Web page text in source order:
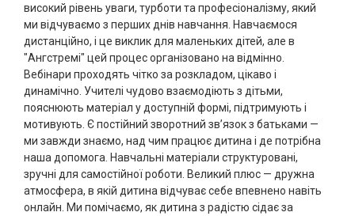
високий рівень уваги, турботи та професіоналізму, який
ми відчуваємо з перших днів навчання. Навчаємося
дистанційно, і це виклик для маленьких дітей, але в
"Ангстремі" цей процес організовано на відмінно.
Вебінари проходять чітко за розкладом, цікаво і
динамічно. Учителі чудово взаємодіють з дітьми,
пояснюють матеріал у доступній формі, підтримують і
мотивують. Є постійний зворотний зв’язок з батьками —
ми завжди знаємо, над чим працює дитина і де потрібна
наша допомога. Навчальні матеріали структуровані,
зручні для самостійної роботи. Великий плюс — дружна
атмосфера, в якій дитина відчуває себе впевнено навіть
онлайн. Ми помічаємо, як дитина з радістю сідає за